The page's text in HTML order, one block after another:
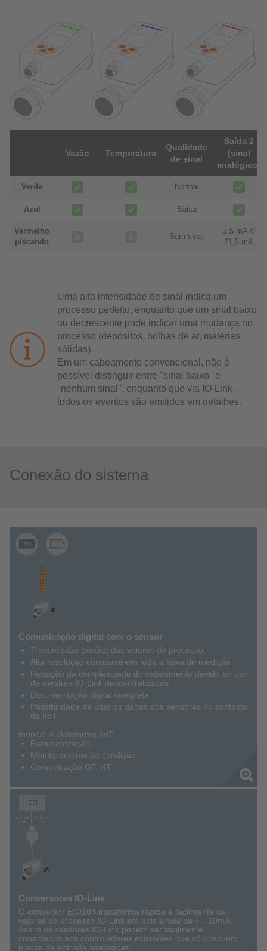
Vazão Temperatura
Qualidade
de sinal
Saída 2
(sinal
analógico)
Verde Normal
Azul Baixa
Vermelho
piscando
Sem sinal
3,5 mA //
21,5 mA
Uma alta intensidade de sinal indica um
processo perfeito, enquanto que um sinal baixo
ou decrescente pode indicar uma mudança no
processo (depósitos, bolhas de ar, matérias
sólidas).
Em um cabeamento convencional, não é
possível distinguir entre "sinal baixo" e
"nenhum sinal", enquanto que via IO-Link,
todos os eventos são emitidos em detalhes.
Conexão do sistema